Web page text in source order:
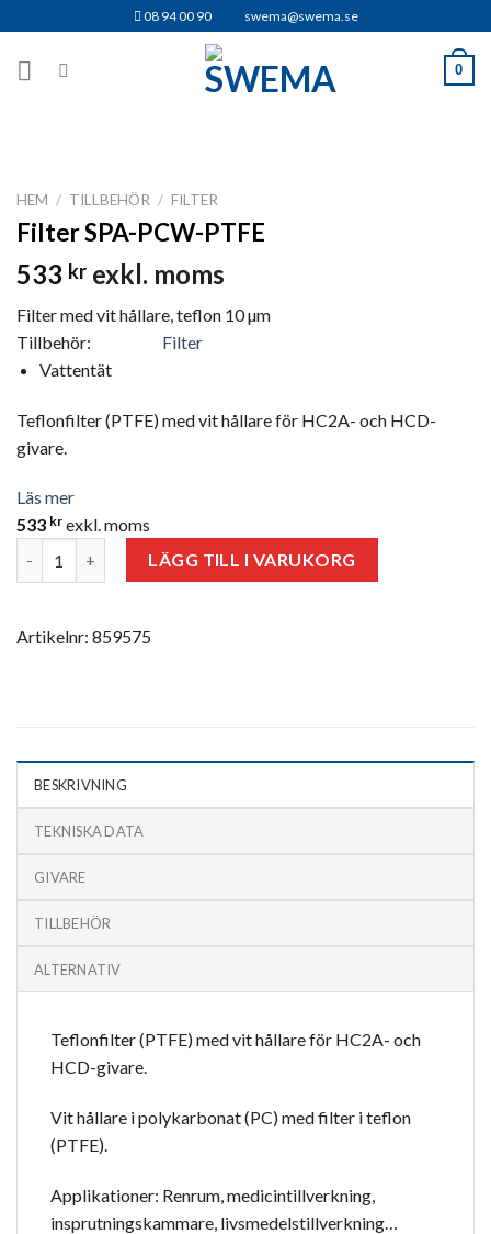
content
08 94 00 90 swema@swema.se
0
HEM / TILLBEHÖR / FILTER
Filter SPA-PCW-PTFE
533 kr exkl. moms
Filter med vit hållare, teflon 10 µm
Tillbehör:
Filter
Vattentät
Teflonfilter (PTFE) med vit hållare för HC2A- och HCD-
givare.
Läs mer
533 kr exkl. moms
Filter SPA-PCW-PTFE mängdLÄGG TILL I VARUKORG
Artikelnr: 859575
BESKRIVNING
TEKNISKA DATA
GIVARE
TILLBEHÖR
ALTERNATIV
Teflonfilter (PTFE) med vit hållare för HC2A- och
HCD-givare.
Vit hållare i polykarbonat (PC) med filter i teflon
(PTFE).
Applikationer: Renrum, medicintillverkning,
insprutningskammare, livsmedelstillverkning…